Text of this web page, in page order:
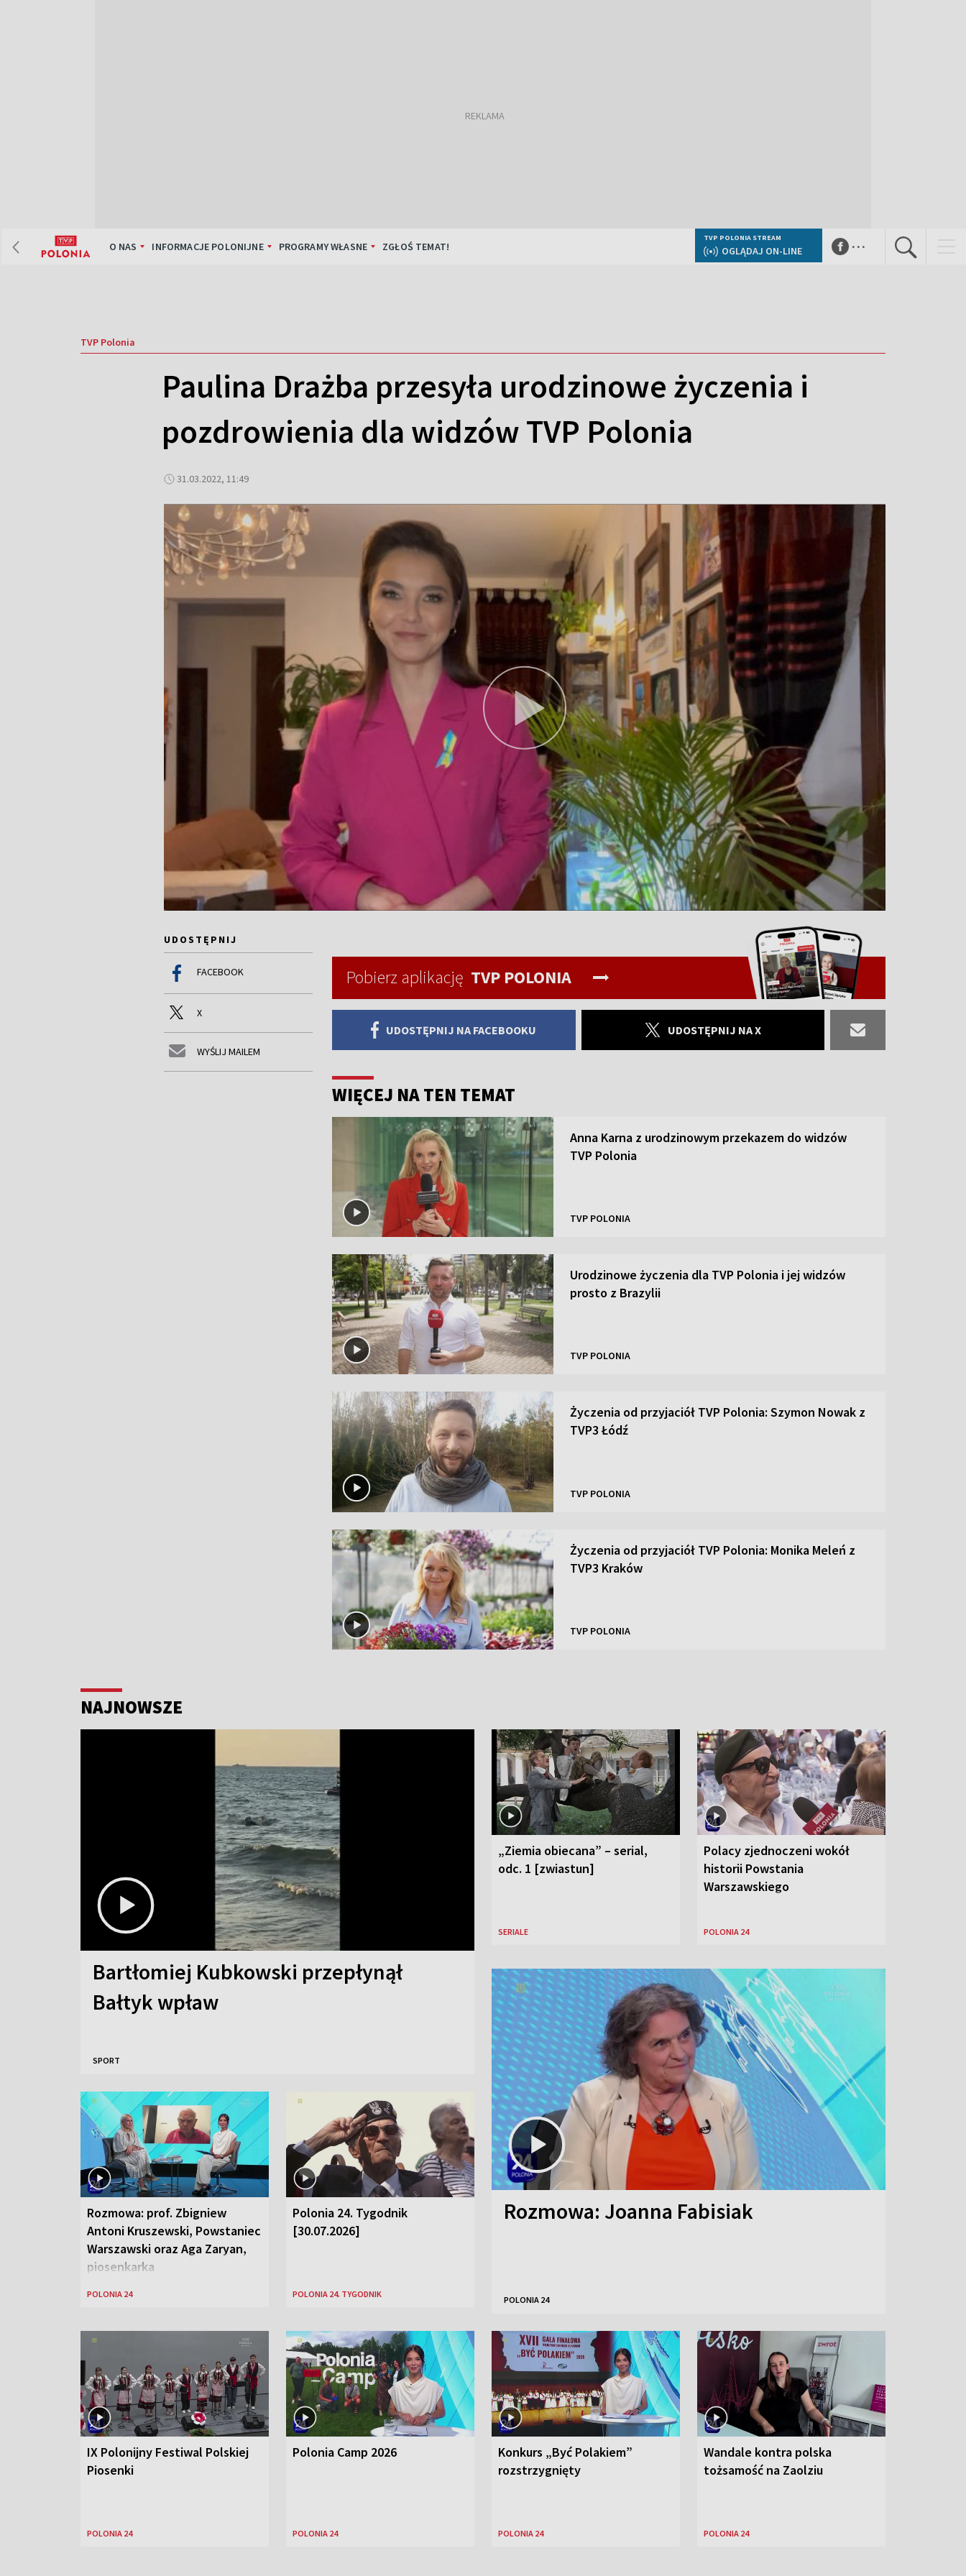
O NAS INFORMACJE POLONIJNE PROGRAMY WŁASNE ZGŁOŚ TEMAT!
TVP POLONIA STREAM
OGLĄDAJ ON-LINE ...
TVP Polonia
Paulina Drażba przesyła urodzinowe życzenia i
pozdrowienia dla widzów TVP Polonia
31.03.2022, 11:49
UDOSTĘPNIJ
FACEBOOK
X
WYŚLIJ MAILEM
Pobierz aplikację TVP POLONIA
UDOSTĘPNIJ NA FACEBOOKU UDOSTĘPNIJ NA X
WIĘCEJ NA TEN TEMAT
Anna Karna z urodzinowym przekazem do widzów
TVP Polonia
TVP POLONIA
Urodzinowe życzenia dla TVP Polonia i jej widzów
prosto z Brazylii
TVP POLONIA
Życzenia od przyjaciół TVP Polonia: Szymon Nowak z
TVP3 Łódź
TVP POLONIA
Życzenia od przyjaciół TVP Polonia: Monika Meleń z
TVP3 Kraków
TVP POLONIA
NAJNOWSZE
Bartłomiej Kubkowski przepłynął
Bałtyk wpław
SPORT
„Ziemia obiecana” – serial,
odc. 1 [zwiastun]
SERIALE
Polacy zjednoczeni wokół
historii Powstania
Warszawskiego
POLONIA 24
Rozmowa: prof. Zbigniew
Antoni Kruszewski, Powstaniec
Warszawski oraz Aga Zaryan,
piosenkarka
POLONIA 24
Polonia 24. Tygodnik
[30.07.2026]
POLONIA 24. TYGODNIK
Rozmowa: Joanna Fabisiak
POLONIA 24
IX Polonijny Festiwal Polskiej
Piosenki
POLONIA 24
Polonia Camp 2026
POLONIA 24
Konkurs „Być Polakiem”
rozstrzygnięty
POLONIA 24
Wandale kontra polska
tożsamość na Zaolziu
POLONIA 24